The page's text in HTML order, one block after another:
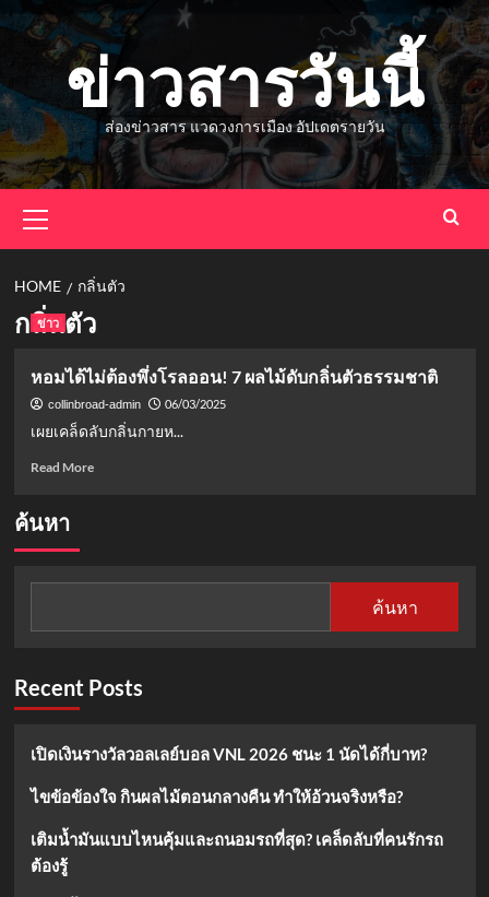
Skip
ข่าวสารวันนี้
ส่องข่าวสาร แวดวงการเมือง อัปเดตรายวัน
Menu
HOME กลิ่นตัว
กลิ่นตัว
ข่าว
หอมได้ไม่ต้องพึ่งโรลออน! 7 ผลไม้ดับกลิ่นตัวธรรมชาติ
collinbroad-admin 06/03/2025
เผยเคล็ดลับกลิ่นกายห...
Read MoreRead
ต้อง
โร
ผล
กลิ่น
ธรรมชาติ
ค้นหา
ค้นหา
Recent Posts
เปิดเงินรางวัลวอลเลย์บอล VNL 2026 ชนะ 1 นัดได้กี่บาท?
ไขข้อข้องใจ กินผลไม้ตอนกลางคืน ทำให้อ้วนจริงหรือ?
เติมน้ำมันแบบไหนคุ้มและถนอมรถที่สุด? เคล็ดลับที่คนรักรถ
ต้องรู้